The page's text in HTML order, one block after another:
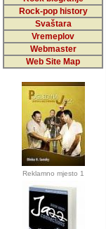
Rock-pop history
Svaštara
Vremeplov
Webmaster
Web Site Map
Reklamno mjesto 1